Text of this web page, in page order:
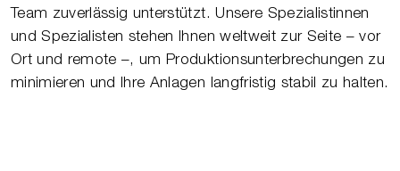
Team zuverlässig unterstützt. Unsere Spezialistinnen
und Spezialisten stehen Ihnen weltweit zur Seite – vor
Ort und remote –, um Produktionsunterbrechungen zu
minimieren und Ihre Anlagen langfristig stabil zu halten.